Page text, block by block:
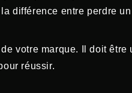
différence entre perdre
votre marque. Il doit
réussir.